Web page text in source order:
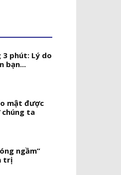
phút: Lý do
bạn...
mật được
ta
ngầm”
trị